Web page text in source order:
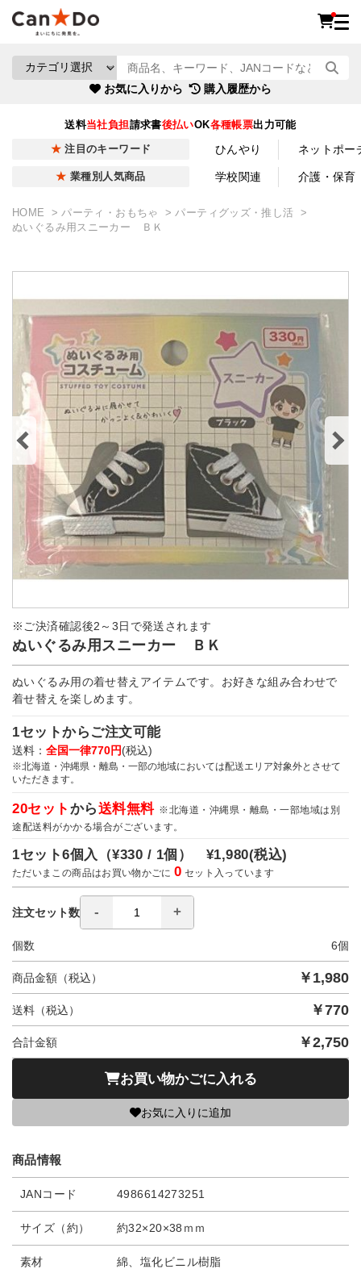
お気に入りから 購入履歴から
送料当社負担請求書後払いOK各種帳票出力可能
注目のキーワード ひんやり ネットポー
業種別人気商品 学校関連 介護・保育
HOME パーティ・おもちゃ
パーティグッズ・推し活
ぬいぐるみ用スニーカー ＢＫ
※ご決済確認後2～3日で発送されます
ぬいぐるみ用スニーカー ＢＫ
ぬいぐるみ用の着せ替えアイテムです。お好きな組み合わせで
着せ替えを楽しめます。
1セットからご注文可能
送料： 全国一律770円(税込)
※北海道・沖縄県・離島・一部の地域においては配送エリア対象外とさせて
いただきます。
20セット から送料無料 ※北海道・沖縄県・離島・一部地域は別
途配送料がかかる場合がございます。
1セット6個入（¥330 / 1個） ¥1,980(税込)
ただいまこの商品はお買い物かごに0 セット入っています
注文セット数
個数 6個
商品金額（税込） ￥ 1,980
送料（税込） ￥770
合計金額 ￥2,750
お買い物かごに入れる
お気に入りに追加
商品情報
JANコード 4986614273251
サイズ（約） 約32×20×38ｍｍ
素材 綿、塩化ビニル樹脂